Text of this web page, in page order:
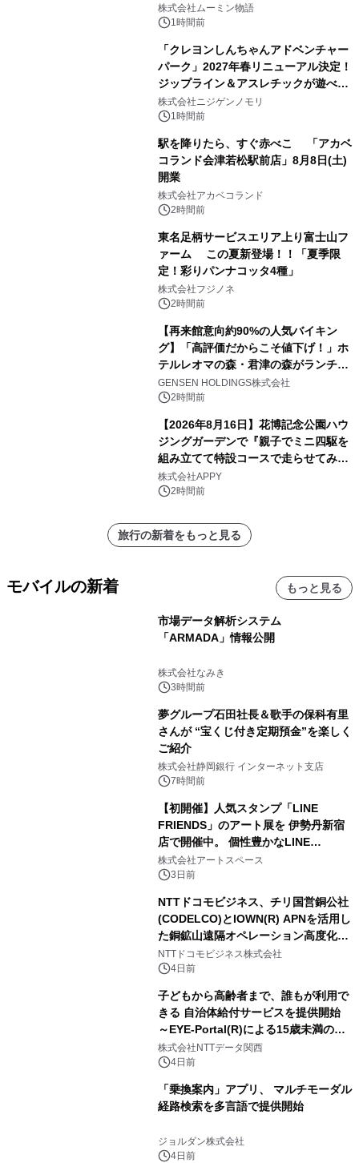
株式会社ムーミン物語
1時間前
「クレヨンしんちゃんアドベンチャー
パーク」2027年春リニューアル決定！
ジップライン＆アスレチックが遊べる
のは今年が最後！ 「ラスト！ドキがム
ネムネ～大作戦！」始動
株式会社ニジゲンノモリ
1時間前
駅を降りたら、すぐ赤べこ 「アカベ
コランド会津若松駅前店」8月8日(土)
開業
株式会社アカベコランド
2時間前
東名足柄サービスエリア上り富士山フ
ァーム この夏新登場！！「夏季限
定！彩りパンナコッタ4種」
株式会社フジノネ
2時間前
【再来館意向約90%の人気バイキン
グ】「高評価だからこそ値下げ！」ホ
テルレオマの森・君津の森がランチバ
イキングの価格改定&繁忙日料金撤廃
を実施
GENSEN HOLDINGS株式会社
2時間前
【2026年8月16日】花博記念公園ハウ
ジングガーデンで『親子でミニ四駆を
組み立てて特設コースで走らせてみよ
う！』を開催
株式会社APPY
2時間前
旅行の新着をもっと見る
モバイルの新着 もっと見る
市場データ解析システム
「ARMADA」情報公開
株式会社なみき
3時間前
夢グループ石田社長＆歌手の保科有里
さんが “宝くじ付き定期預金”を楽しく
ご紹介
株式会社静岡銀行 インターネット支店
7時間前
【初開催】人気スタンプ「LINE
FRIENDS」のアート展を 伊勢丹新宿
店で開催中。 個性豊かなLINE
FRIENDSの仲間たちが インテリアア
ートとして新たな魅力を発信。
株式会社アートスペース
3日前
NTTドコモビジネス、チリ国営銅公社
(CODELCO)とIOWN(R) APNを活用し
た銅鉱山遠隔オペレーション高度化に
向けた調査・実証を開始
NTTドコモビジネス株式会社
4日前
子どもから高齢者まで、誰もが利用で
きる 自治体給付サービスを提供開始
～EYE-Portal(R)による15歳未満の本
人認証と デジタルデバイド対策で実現
～
株式会社NTTデータ関西
4日前
「乗換案内」アプリ、 マルチモーダル
経路検索を多言語で提供開始
ジョルダン株式会社
4日前